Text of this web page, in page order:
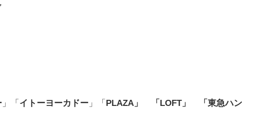
」「 イトーヨーカドー 」「 PLAZA」 「LOFT」 「東急ハン